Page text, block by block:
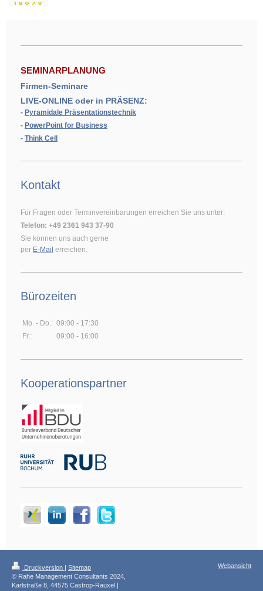
SEMINARPLANUNG
Firmen-Seminare
LIVE-ONLINE oder in PRÄSENZ:
- Pyramidale Präsentationstechnik
- PowerPoint for Business
- Think Cell
Kontakt
Für Fragen oder Terminvereinbarungen erreichen Sie uns unter:
Telefon: +49 2361 943 37-90
Sie können uns auch gerne
per E-Mail erreichen.
Bürozeiten
Mo. - Do.: 09:00 - 17:30
Fr.:
09:00 - 16:00
Kooperationspartner
Druckversion | Sitemap
© Rahe Management Consultants 2024,
Karlstraße 8, 44575 Castrop-Rauxel |
Webansicht